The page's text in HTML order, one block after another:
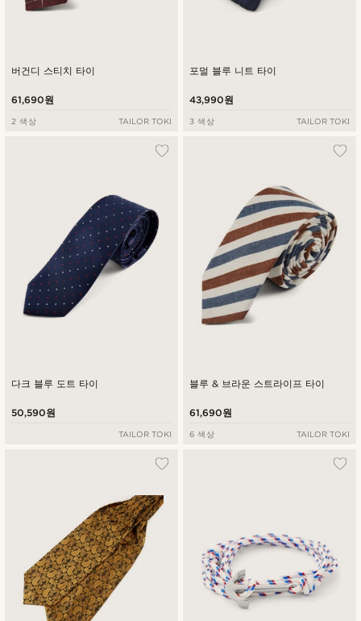
버건디 스티치 타이
61,690원
2 색상 TAILOR TOKI
포멀 블루 니트 타이
43,990원
3 색상 TAILOR TOKI
다크 블루 도트 타이
50,590원
TAILOR TOKI
블루 & 브라운 스트라이프 타이
61,690원
6 색상 TAILOR TOKI